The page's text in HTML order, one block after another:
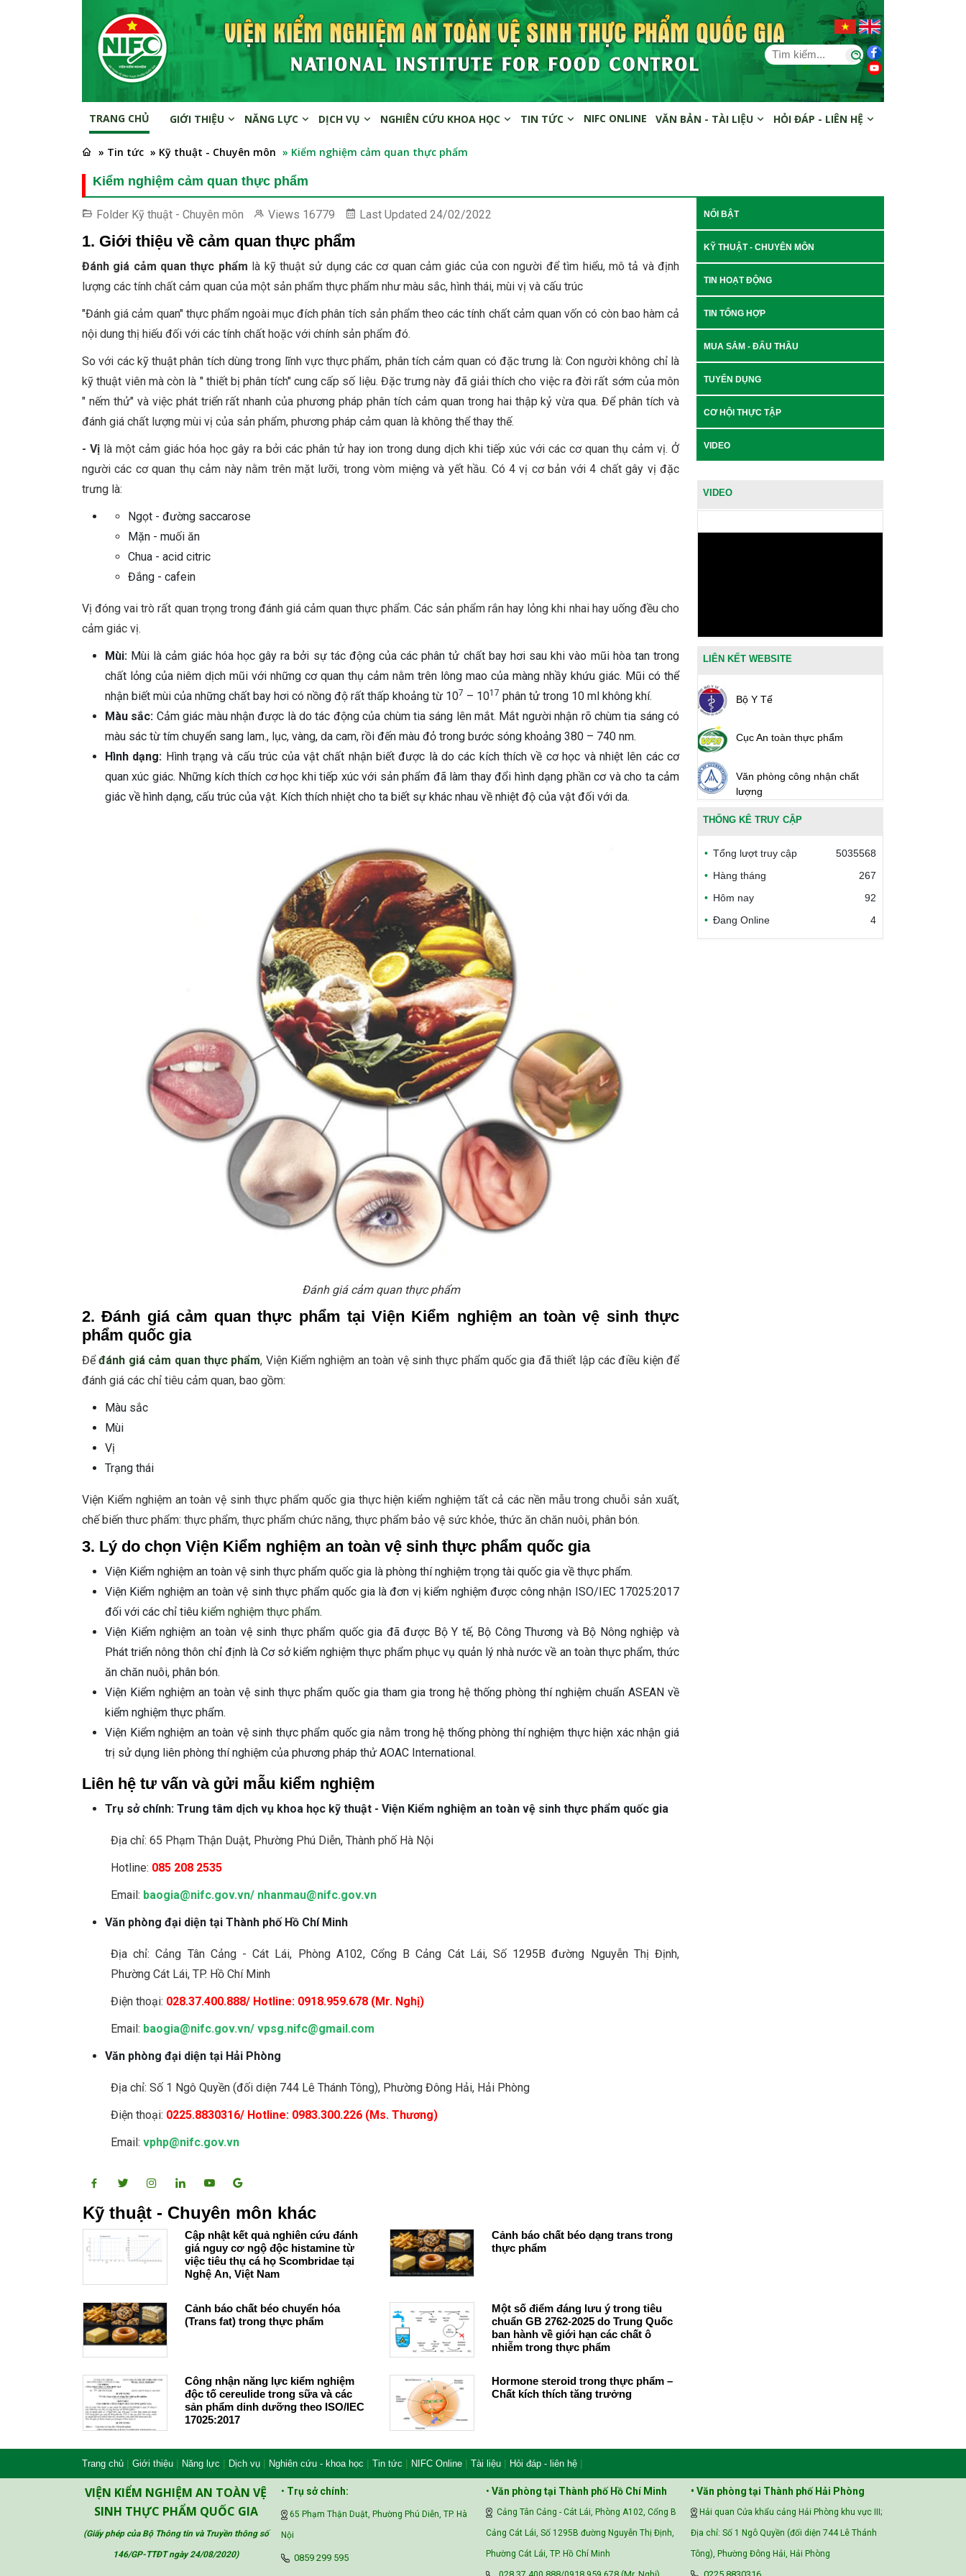
TRANG CHỦ GIỚI THIỆU NĂNG LỰC DỊCH VỤ NGHIÊN CỨU KHOA HỌC TIN TỨC NIFC ONLINE VĂN BẢN - TÀI LIỆU HỎI ĐÁP - LIÊN HỆ
» Tin tức » Kỹ thuật - Chuyên môn » Kiểm nghiệm cảm quan thực phẩm
Kiểm nghiệm cảm quan thực phẩm
Folder Kỹ thuật - Chuyên môn Views 16779 Last Updated 24/02/2022
1. Giới thiệu về cảm quan thực phẩm
Đánh giá cảm quan thực phẩm là kỹ thuật sử dụng các cơ quan cảm giác của con người để tìm hiểu, mô tả và định
lượng các tính chất cảm quan của một sản phẩm thực phẩm như màu sắc, hình thái, mùi vị và cấu trúc
"Đánh giá cảm quan" thực phẩm ngoài mục đích phân tích sản phẩm theo các tính chất cảm quan vốn có còn bao hàm cả
nội dung thị hiếu đối với các tính chất hoặc với chính sản phẩm đó.
So với các kỹ thuật phân tích dùng trong lĩnh vực thực phẩm, phân tích cảm quan có đặc trưng là: Con người không chỉ là
kỹ thuật viên mà còn là " thiết bị phân tích" cung cấp số liệu. Đặc trưng này đã giải thích cho việc ra đời rất sớm của môn
" nếm thử" và việc phát triển rất nhanh của phương pháp phân tích cảm quan trong hai thập kỷ vừa qua. Để phân tích và
đánh giá chất lượng mùi vị của sản phẩm, phương pháp cảm quan là không thể thay thế.
- Vịlà một cảm giác hóa học gây ra bởi các phân tử hay ion trong dung dịch khi tiếp xúc với các cơ quan thụ cảm vị. Ở
người các cơ quan thụ cảm này nằm trên mặt lưỡi, trong vòm miệng và yết hầu. Có 4 vị cơ bản với 4 chất gây vị đặc
trưng là:
Ngọt - đường saccarose
Mặn - muối ăn
Chua - acid citric
Đắng - cafein
Vị đóng vai trò rất quan trọng trong đánh giá cảm quan thực phẩm. Các sản phẩm rắn hay lỏng khi nhai hay uống đều cho
cảm giác vị.
Mùi: Mùi là cảm giác hóa học gây ra bởi sự tác động của các phân tử chất bay hơi sau khi vào mũi hòa tan trong
chất lỏng của niêm dịch mũi với những cơ quan thụ cảm nằm trên lông mao của màng nhầy khứu giác. Mũi có thể
nhận biết mùi của những chất bay hơi có nồng độ rất thấp khoảng từ 107 – 1017 phân tử trong 10 ml không khí.
Màu sắc: Cảm giác màu nhận được là do tác động của chùm tia sáng lên mắt. Mắt người nhận rõ chùm tia sáng có
màu sác từ tím chuyển sang lam., lục, vàng, da cam, rồi đến màu đỏ trong bước sóng khoảng 380 – 740 nm.
Hình dạng: Hình trạng và cấu trúc của vật chất nhận biết được là do các kích thích về cơ học và nhiệt lên các cơ
quan xúc giác. Những kích thích cơ học khi tiếp xúc với sản phẩm đã làm thay đổi hình dạng phần cơ và cho ta cảm
giác về hình dạng, cấu trúc của vật. Kích thích nhiệt cho ta biết sự khác nhau về nhiệt độ của vật đối với da.
Đánh giá cảm quan thực phẩm
2. Đánh giá cảm quan thực phẩm tại Viện Kiểm nghiệm an toàn vệ sinh thực
phẩm quốc gia
Đểđánh giá cảm quan thực phẩm, Viện Kiểm nghiệm an toàn vệ sinh thực phẩm quốc gia đã thiết lập các điều kiện để
đánh giá các chỉ tiêu cảm quan, bao gồm:
Màu sắc
Mùi
Vị
Trạng thái
Viện Kiểm nghiệm an toàn vệ sinh thực phẩm quốc gia thực hiện kiểm nghiệm tất cả các nền mẫu trong chuỗi sản xuất,
chế biến thưc phẩm: thực phẩm, thực phẩm chức năng, thực phẩm bảo vệ sức khỏe, thức ăn chăn nuôi, phân bón.
3. Lý do chọn Viện Kiểm nghiệm an toàn vệ sinh thực phẩm quốc gia
Viện Kiểm nghiệm an toàn vệ sinh thực phẩm quốc gia là phòng thí nghiệm trọng tài quốc gia về thực phẩm.
Viện Kiểm nghiệm an toàn vệ sinh thực phẩm quốc gia là đơn vị kiểm nghiệm được công nhận ISO/IEC 17025:2017
đối với các chỉ tiêu kiểm nghiệm thực phẩm.
Viện Kiểm nghiệm an toàn vệ sinh thực phẩm quốc gia đã được Bộ Y tế, Bộ Công Thương và Bộ Nông nghiệp và
Phát triển nông thôn chỉ định là Cơ sở kiểm nghiệm thực phẩm phục vụ quản lý nhà nước về an toàn thực phẩm, thức
ăn chăn nuôi, phân bón.
Viện Kiểm nghiệm an toàn vệ sinh thực phẩm quốc gia tham gia trong hệ thống phòng thí nghiệm chuẩn ASEAN về
kiểm nghiệm thực phẩm.
Viện Kiểm nghiệm an toàn vệ sinh thực phẩm quốc gia nằm trong hệ thống phòng thí nghiệm thực hiện xác nhận giá
trị sử dụng liên phòng thí nghiệm của phương pháp thử AOAC International.
Liên hệ tư vấn và gửi mẫu kiểm nghiệm
Trụ sở chính: Trung tâm dịch vụ khoa học kỹ thuật - Viện Kiểm nghiệm an toàn vệ sinh thực phẩm quốc gia
Địa chỉ: 65 Phạm Thận Duật, Phường Phú Diễn, Thành phố Hà Nội
Hotline: 085 208 2535
Email: baogia@nifc.gov.vn/ nhanmau@nifc.gov.vn
Văn phòng đại diện tại Thành phố Hồ Chí Minh
Địa chỉ: Cảng Tân Cảng - Cát Lái, Phòng A102, Cổng B Cảng Cát Lái, Số 1295B đường Nguyễn Thị Định,
Phường Cát Lái, TP. Hồ Chí Minh
Điện thoại: 028.37.400.888/ Hotline: 0918.959.678 (Mr. Nghị)
Email: baogia@nifc.gov.vn/ vpsg.nifc@gmail.com
Văn phòng đại diện tại Hải Phòng
Địa chỉ: Số 1 Ngô Quyền (đối diện 744 Lê Thánh Tông), Phường Đông Hải, Hải Phòng
Điện thoại: 0225.8830316/ Hotline: 0983.300.226 (Ms. Thương)
Email: vphp@nifc.gov.vn
Kỹ thuật - Chuyên môn khác
Cập nhật kết quả nghiên cứu đánh
giá nguy cơ ngộ độc histamine từ
việc tiêu thụ cá họ Scombridae tại
Nghệ An, Việt Nam
Cảnh báo chất béo dạng trans trong
thực phẩm
Cảnh báo chất béo chuyển hóa
(Trans fat) trong thực phẩm
Một số điểm đáng lưu ý trong tiêu
chuẩn GB 2762-2025 do Trung Quốc
ban hành về giới hạn các chất ô
nhiễm trong thực phẩm
Công nhận năng lực kiểm nghiệm
độc tố cereulide trong sữa và các
sản phẩm dinh dưỡng theo ISO/IEC
17025:2017
Hormone steroid trong thực phẩm –
Chất kích thích tăng trưởng
NỔI BẬT
KỸ THUẬT - CHUYÊN MÔN
TIN HOẠT ĐỘNG
TIN TỔNG HỢP
MUA SẮM - ĐẤU THẦU
TUYỂN DỤNG
CƠ HỘI THỰC TẬP
VIDEO
VIDEO
LIÊN KẾT WEBSITE
Bộ Y Tế
Cục An toàn thực phẩm
Văn phòng công nhận chất
lượng
Bộ Công thương Việt Nam
Bộ Nông nghiệp và Môi trường
Công đoàn Y tế Việt Nam
Safe Food for Growth Project
THỐNG KÊ TRUY CẬP
Tổng lượt truy cập
5035568
Hàng tháng
267
Hôm nay
92
Đang Online
4
Trang chủ | Giới thiệu | Năng lực | Dịch vụ | Nghiên cứu - khoa học | Tin tức | NIFC Online | Tài liệu | Hỏi đáp - liên hệ |
VIỆN KIỂM NGHIỆM AN TOÀN VỆ
SINH THỰC PHẨM QUỐC GIA
(Giấy phép của Bộ Thông tin và Truyền thông số
146/GP-TTĐT ngày 24/08/2020)
• Trụ sở chính:
65 Phạm Thận Duật, Phường Phú Diễn, TP. Hà
Nội
‪0859 299 595‬
• Văn phòng tại Thành phố Hồ Chí Minh
Cảng Tân Cảng - Cát Lái, Phòng A102, Cổng B
Cảng Cát Lái, Số 1295B đường Nguyễn Thị Định,
Phường Cát Lái, TP. Hồ Chí Minh
• Văn phòng tại Thành phố Hải Phòng
Hải quan Cửa khẩu cảng Hải Phòng khu vực III;
Địa chỉ: Số 1 Ngô Quyền (đối diện 744 Lê Thánh
Tông), Phường Đông Hải, Hải Phòng